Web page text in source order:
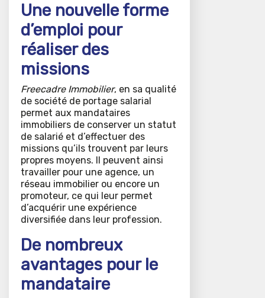
Une nouvelle forme
d’emploi pour
réaliser des
missions
Freecadre Immobilier, en sa qualité
de société de portage salarial
permet aux mandataires
immobiliers de conserver un statut
de salarié et d’effectuer des
missions qu’ils trouvent par leurs
propres moyens. Il peuvent ainsi
travailler pour une agence, un
réseau immobilier ou encore un
promoteur, ce qui leur permet
d’acquérir une expérience
diversifiée dans leur profession.
De nombreux
avantages pour le
mandataire